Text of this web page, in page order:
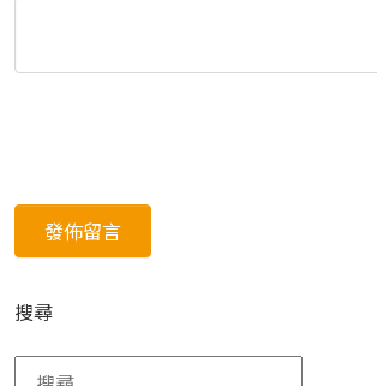
搜尋
搜尋關鍵字: